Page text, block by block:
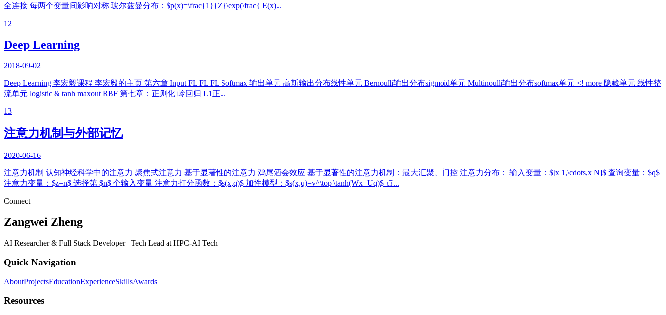
全连接 每两个变量间影响对称 玻尔兹曼分布：$p(x)=\frac{1}{Z}\exp(\frac{ E(x)...
12
Deep Learning
2018-09-02
Deep Learning 李宏毅课程 李宏毅的主页 第六章 Input FL FL FL Softmax 输出单元 高斯输出分布线性单元 Bernoulli输出分布sigmoid单元 Multinoulli输出分布softmax单元 <! more 隐藏单元 线性整
流单元 logistic & tanh maxout RBF 第七章：正则化 岭回归 L1正...
13
注意力机制与外部记忆
2020-06-16
注意力机制 认知神经科学中的注意力 聚焦式注意力 基于显著性的注意力 鸡尾酒会效应 基于显著性的注意力机制：最大汇聚、门控 注意力分布： 输入变量：$[x 1,\cdots,x N]$ 查询变量：$q$
注意力变量：$z=n$ 选择第 $n$ 个输入变量 注意力打分函数：$s(x,q)$ 加性模型：$s(x,q)=v^\top \tanh(Wx+Uq)$ 点...
Connect
Zangwei Zheng
AI Researcher & Full Stack Developer | Tech Lead at HPC-AI Tech
Quick Navigation
AboutProjectsEducationExperienceSkillsAwards
Resources